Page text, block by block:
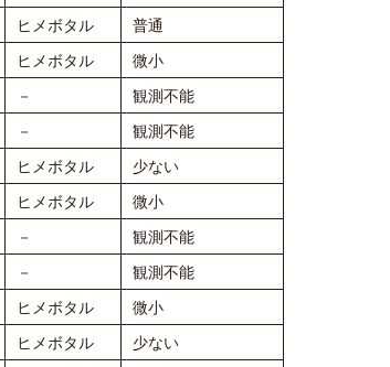
ヒメボタル
普通
ヒメボタル
微小
－
観測不能
－
観測不能
ヒメボタル
少ない
ヒメボタル
微小
－
観測不能
－
観測不能
ヒメボタル
微小
ヒメボタル
少ない